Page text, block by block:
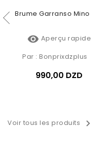
 Aperçu rapide
Par : Bonprixdzplus
990,00 DZD
Voir tous les produits 